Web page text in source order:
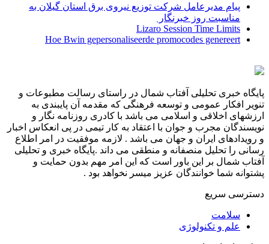
پیام مدیرعامل شركت توزیع نیروی برق استان گیلان به
مناسبت روز خبرنگار ‌
Lizaro Session Time Limits
Hoe Bwin gepersonaliseerde promocodes genereert
پایگاه خبری تحلیلی آفتاب شمال در راستای رسالت مطبوعات و
تنویر افکار عمومی و توسعه فرهنگی که مقدمه آن پایبندی به
ارزشهای اخلاقی و اسلامی می باشد با کادری روزنامه نگار و
نویسندگان مجرب و جوان با اعتقاد به کار تیمی در پی انعکاس اخبار
و رویدادهای ایران و جهان می باشد . لازمه موفقیت در امر اطلاع
رسانی را تحلیل منصفانه و منطقی می داند .پایگاه خبری و تحلیلی
آفتاب شمال بر این باور است که این امر مهم بدون حمایت و
پشتوانه شما خوانندگان عزیز میسر نخواهد بود .
دسترسی سریع
سلامت
علم و تکنولوژی